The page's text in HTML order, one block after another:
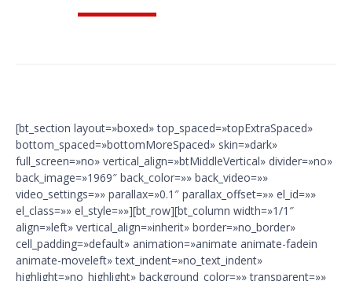
[bt_section layout=»boxed» top_spaced=»topExtraSpaced»
bottom_spaced=»bottomMoreSpaced» skin=»dark»
full_screen=»no» vertical_align=»btMiddleVertical» divider=»no»
back_image=»1969″ back_color=»» back_video=»»
video_settings=»» parallax=»0.1″ parallax_offset=»» el_id=»»
el_class=»» el_style=»»][bt_row][bt_column width=»1/1″
align=»left» vertical_align=»inherit» border=»no_border»
cell_padding=»default» animation=»animate animate-fadein
animate-moveleft» text_indent=»no_text_indent»
highlight=»no_highlight» background_color=»» transparent=»»